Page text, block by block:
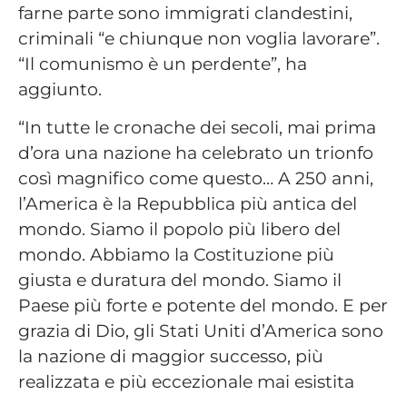
farne parte sono immigrati clandestini,
criminali “e chiunque non voglia lavorare”.
“Il comunismo è un perdente”, ha
aggiunto.
“In tutte le cronache dei secoli, mai prima
d’ora una nazione ha celebrato un trionfo
così magnifico come questo… A 250 anni,
l’America è la Repubblica più antica del
mondo. Siamo il popolo più libero del
mondo. Abbiamo la Costituzione più
giusta e duratura del mondo. Siamo il
Paese più forte e potente del mondo. E per
grazia di Dio, gli Stati Uniti d’America sono
la nazione di maggior successo, più
realizzata e più eccezionale mai esistita